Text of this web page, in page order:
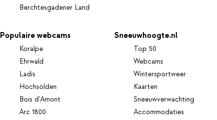
Berchtesgadener Land
Populaire webcams
Koralpe
Ehrwald
Ladis
Hochsölden
Bois d'Amont
Arc 1800
Sneeuwhoogte.nl
Top 50
Webcams
Wintersportweer
Kaarten
Sneeuwverwachting
Accommodaties